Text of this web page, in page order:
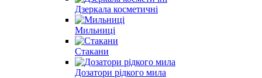
Дзеркала косметичні
Мильниці
Стакани
Дозатори рідкого мила